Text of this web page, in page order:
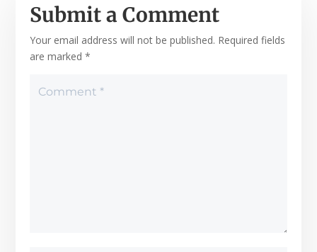
Submit a Comment
Your email address will not be published. Required fields
are marked*